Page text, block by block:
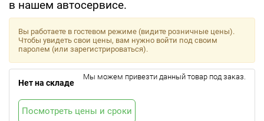
в нашем автосервисе.
Вы работаете в гостевом режиме (видите розничные цены).
Чтобы увидеть свои цены, вам нужно войти под своим
паролем (или зарегистрироваться).
Нет на складе
Мы можем привезти данный товар под заказ.
Посмотреть цены и сроки